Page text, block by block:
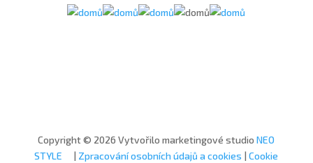
Copyright © 2026 Vytvořilo marketingové studioNEO
STYLE
| Zpracování osobních údajů a cookies |Cookie